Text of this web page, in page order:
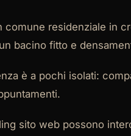
residenziale in
bacino fitto e
è a pochi isolati:
sito web possono